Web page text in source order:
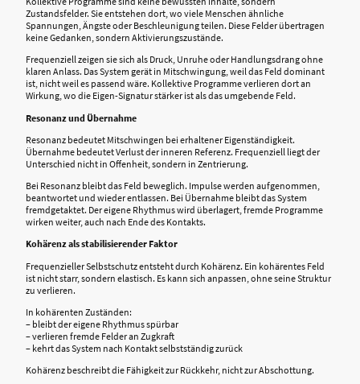
Zustandsfelder. Sie entstehen dort, wo viele Menschen ähnliche
Spannungen, Ängste oder Beschleunigung teilen. Diese Felder übertragen
keine Gedanken, sondern Aktivierungszustände.
Frequenziell zeigen sie sich als Druck, Unruhe oder Handlungsdrang ohne
klaren Anlass. Das System gerät in Mitschwingung, weil das Feld dominant
ist, nicht weil es passend wäre. Kollektive Programme verlieren dort an
Wirkung, wo die Eigen-Signatur stärker ist als das umgebende Feld.
Resonanz und Übernahme
Resonanz bedeutet Mitschwingen bei erhaltener Eigenständigkeit.
Übernahme bedeutet Verlust der inneren Referenz. Frequenziell liegt der
Unterschied nicht in Offenheit, sondern in Zentrierung.
Bei Resonanz bleibt das Feld beweglich. Impulse werden aufgenommen,
beantwortet und wieder entlassen. Bei Übernahme bleibt das System
fremdgetaktet. Der eigene Rhythmus wird überlagert, fremde Programme
wirken weiter, auch nach Ende des Kontakts.
Kohärenz als stabilisierender Faktor
Frequenzieller Selbstschutz entsteht durch Kohärenz. Ein kohärentes Feld
ist nicht starr, sondern elastisch. Es kann sich anpassen, ohne seine Struktur
zu verlieren.
In kohärenten Zuständen:
– bleibt der eigene Rhythmus spürbar
– verlieren fremde Felder an Zugkraft
– kehrt das System nach Kontakt selbstständig zurück
Kohärenz beschreibt die Fähigkeit zur Rückkehr, nicht zur Abschottung.